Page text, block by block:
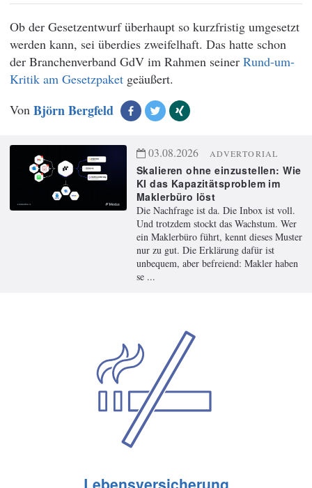
Ob der Gesetzentwurf überhaupt so kurzfristig umgesetzt
werden kann, sei überdies zweifelhaft. Das hatte schon
der Branchenverband GdV im Rahmen seiner Rund-um-
Kritik am Gesetzpaket geäußert.
Von Björn Bergfeld
03.08.2026 ADVERTORIAL
Skalieren ohne einzustellen: Wie
KI das Kapazitätsproblem im
Maklerbüro löst
Die Nachfrage ist da. Die Inbox ist voll.
Und trotzdem stockt das Wachstum. Wer
ein Maklerbüro führt, kennt dieses Muster
nur zu gut. Die Erklärung dafür ist
unbequem, aber befreiend: Makler haben
se ...
Lebensversicherung